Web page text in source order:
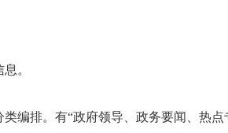
息。
排。有“政府领导、政务要闻、热点